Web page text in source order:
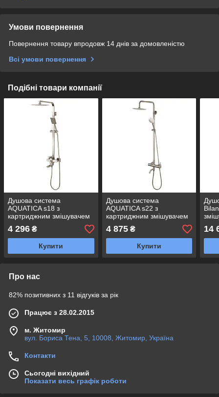
Умови повернення
Повернення товару впродовж 14 днів за домовленістю
Всі умови повернення
Подібні товари компанії
Душова система
AQUATICA s18 з
картриджним змішувачем
SS (9718401)
4 296 ₴
Купити
Душова система
AQUATICA s22 з
картриджним змішувачем
SS (9722401)
4 875₴
Купити
14
Про нас
82% позитивних з 11 відгуків за рік
Працює з 28.02.2015
м. Житомир
вул. Бориса Тена, 5, 10008, Житомир, Україна
Контакти
Сьогодні вихідний
Показати весь графік роботи